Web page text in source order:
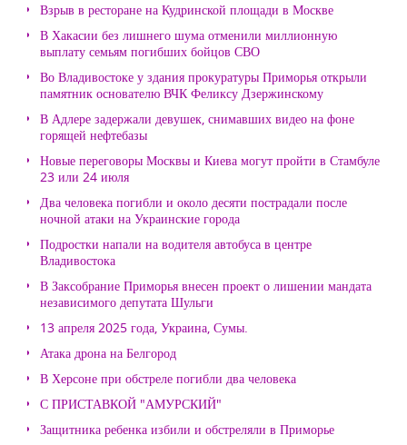
Взрыв в ресторане на Кудринской площади в Москве
В Хакасии без лишнего шума отменили миллионную
выплату семьям погибших бойцов СВО
Во Владивостоке у здания прокуратуры Приморья открыли
памятник основателю ВЧК Феликсу Дзержинскому
В Адлере задержали девушек, снимавших видео на фоне
горящей нефтебазы
Новые переговоры Москвы и Киева могут пройти в Стамбуле
23 или 24 июля
Два человека погибли и около десяти пострадали после
ночной атаки на Украинские города
Подростки напали на водителя автобуса в центре
Владивостока
В Заксобрание Приморья внесен проект о лишении мандата
независимого депутата Шульги
13 апреля 2025 года, Украина, Сумы.
Атака дрона на Белгород
В Херсоне при обстреле погибли два человека
С ПРИСТАВКОЙ "АМУРСКИЙ"
Защитника ребенка избили и обстреляли в Приморье